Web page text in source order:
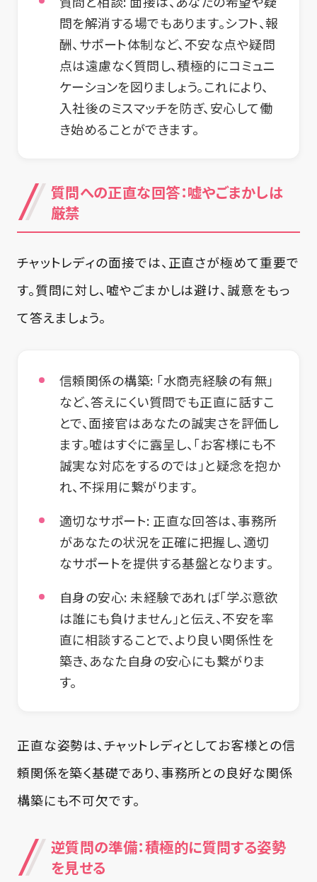
問を解消する場でもあります。シフト、報
酬、サポート体制など、不安な点や疑問
点は遠慮なく質問し、積極的にコミュニ
ケーションを図りましょう。これにより、
入社後のミスマッチを防ぎ、安心して働
き始めることができます。
質問への正直な回答：嘘やごまかしは
厳禁
チャットレディの面接では、正直さが極めて重要で
す。質問に対し、嘘やごまかしは避け、誠意をもっ
て答えましょう。
信頼関係の構築: 「水商売経験の有無」
など、答えにくい質問でも正直に話すこ
とで、面接官はあなたの誠実さを評価し
ます。嘘はすぐに露呈し、「お客様にも不
誠実な対応をするのでは」と疑念を抱か
れ、不採用に繋がります。
適切なサポート: 正直な回答は、事務所
があなたの状況を正確に把握し、適切
なサポートを提供する基盤となります。
自身の安心:未経験であれば「学ぶ意欲
は誰にも負けません」と伝え、不安を率
直に相談することで、より良い関係性を
築き、あなた自身の安心にも繋がりま
す。
正直な姿勢は、チャットレディとしてお客様との信
頼関係を築く基礎であり、事務所との良好な関係
構築にも不可欠です。
逆質問の準備：積極的に質問する姿勢
を見せる